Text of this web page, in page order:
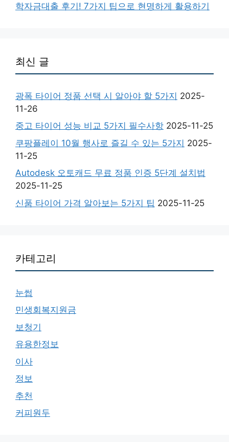
학자금대출 후기! 7가지 팁으로 현명하게 활용하기
최신 글
광폭 타이어 정품 선택 시 알아야 할 5가지 2025-
11-26
중고 타이어 성능 비교 5가지 필수사항 2025-11-25
쿠팡플레이 10월 행사로 즐길 수 있는 5가지 2025-
11-25
Autodesk 오토캐드 무료 정품 인증 5단계 설치법
2025-11-25
신품 타이어 가격 알아보는 5가지 팁 2025-11-25
카테고리
눈썹
민생회복지원금
보청기
유용한정보
이사
정보
추천
커피원두